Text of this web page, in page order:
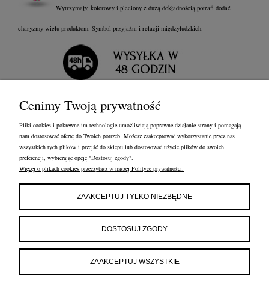
Wytrzymały, kolorowy i pleciony z dużą dokładnością potrafi dodać
charyzmy wielu produktom. Symbol przyjaźni i relacji międzyludzkich.
Cenimy Twoją prywatność
Pliki cookies i pokrewne im technologie umożliwiają poprawne działanie strony i pomagają
nam dostosować ofertę do Twoich potrzeb. Możesz zaakceptować wykorzystanie przez nas
wszystkich tych plików i przejść do sklepu lub dostosować użycie plików do swoich
preferencji, wybierając opcję "Dostosuj zgody".
Więcej o plikach cookies przeczytasz w naszej Polityce prywatności.
ZAAKCEPTUJ TYLKO NIEZBĘDNE
DOSTOSUJ ZGODY
ZAAKCEPTUJ WSZYSTKIE